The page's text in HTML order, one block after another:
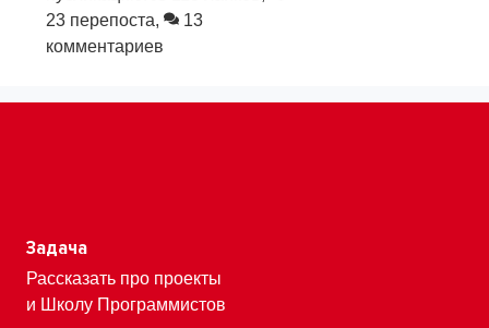
23 перепоста,
13
комментариев
Задача
Рассказать про проекты
и Школу Программистов